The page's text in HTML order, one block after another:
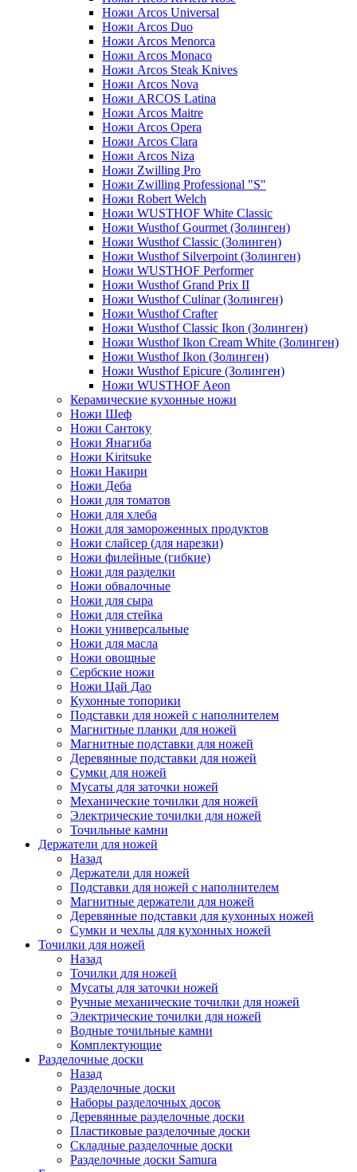
Ножи Arcos Universal
Ножи Arcos Duo
Ножи Arcos Menorca
Ножи Arcos Monaco
Ножи Arcos Steak Knives
Ножи Arcos Nova
Ножи ARCOS Latina
Ножи Arcos Maitre
Ножи Arcos Opera
Ножи Arcos Clara
Ножи Arcos Niza
Ножи Zwilling Pro
Ножи Zwilling Professional "S"
Ножи Robert Welch
Ножи WUSTHOF White Classic
Ножи Wusthof Gourmet (Золинген)
Ножи Wusthof Classic (Золинген)
Ножи Wusthof Silverpoint (Золинген)
Ножи WUSTHOF Performer
Ножи Wusthof Grand Prix II
Ножи Wusthof Culinar (Золинген)
Ножи Wusthof Crafter
Ножи Wusthof Classic Ikon (Золинген)
Ножи Wusthof Ikon Cream White (Золинген)
Ножи Wusthof Ikon (Золинген)
Ножи Wusthof Epicure (Золинген)
Ножи WUSTHOF Aeon
Керамические кухонные ножи
Ножи Шеф
Ножи Сантоку
Ножи Янагиба
Ножи Kiritsuke
Ножи Накири
Ножи Деба
Ножи для томатов
Ножи для хлеба
Ножи для замороженных продуктов
Ножи слайсер (для нарезки)
Ножи филейные (гибкие)
Ножи для разделки
Ножи обвалочные
Ножи для сыра
Ножи для стейка
Ножи универсальные
Ножи для масла
Ножи овощные
Сербские ножи
Ножи Цай Дао
Кухонные топорики
Подставки для ножей с наполнителем
Магнитные планки для ножей
Магнитные подставки для ножей
Деревянные подставки для ножей
Сумки для ножей
Мусаты для заточки ножей
Механические точилки для ножей
Электрические точилки для ножей
Точильные камни
Держатели для ножей
Назад
Держатели для ножей
Подставки для ножей с наполнителем
Магнитные держатели для ножей
Деревянные подставки для кухонных ножей
Сумки и чехлы для кухонных ножей
Точилки для ножей
Назад
Точилки для ножей
Мусаты для заточки ножей
Ручные механические точилки для ножей
Электрические точилки для ножей
Водные точильные камни
Комплектующие
Разделочные доски
Назад
Разделочные доски
Наборы разделочных досок
Деревянные разделочные доски
Пластиковые разделочные доски
Складные разделочные доски
Разделочные доски Samura